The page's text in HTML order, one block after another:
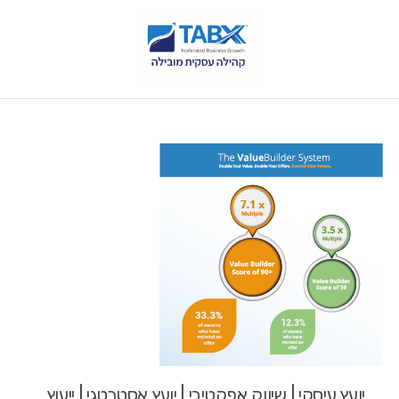
יועץ עיסקי | שיווק אפקטיבי | יועץ אסטרטגי | ייעוץ